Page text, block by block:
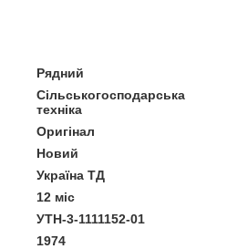
Рядний
Сільськогосподарська
техніка
Оригінал
Новий
Україна ТД
12 міс
УТН-3-1111152-01
1974